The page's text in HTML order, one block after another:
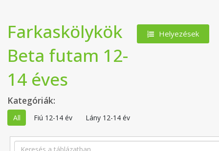
Helyezések
Farkaskölykök
Beta futam 12-
14 éves
Kategóriák:
All Fiú 12-14 év Lány 12-14 év
Search